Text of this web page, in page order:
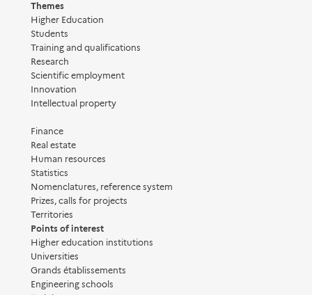
Themes
Higher Education
Students
Training and qualifications
Research
Scientific employment
Innovation
Intellectual property
Finance
Real estate
Human resources
Statistics
Nomenclatures, reference system
Prizes, calls for projects
Territories
Points of interest
Higher education institutions
Universities
Grands établissements
Engineering schools